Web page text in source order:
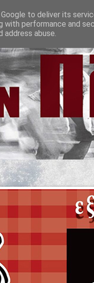
to deliver its
with performance and
abuse.